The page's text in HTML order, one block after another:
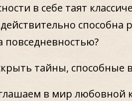
в себе таят
способна
повседневностью?
тайны, способные
в мир любовной